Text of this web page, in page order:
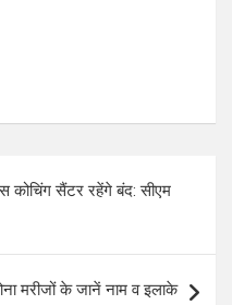
कोचिंग सैंटर रहेंगे बंद: सीएम
मरीजों के जानें नाम व इलाके